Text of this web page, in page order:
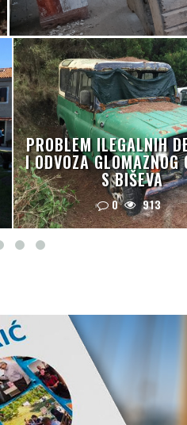
PROBLEM ILEGALNIH
I ODVOZA GLOMAZNOG
S BIŠEVA
0 913